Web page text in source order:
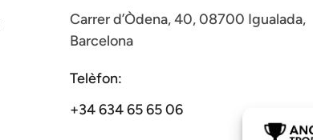
Carrer d’Òdena, 40, 08700 Igualada,
Barcelona
Telèfon:
+34 634 65 65 06